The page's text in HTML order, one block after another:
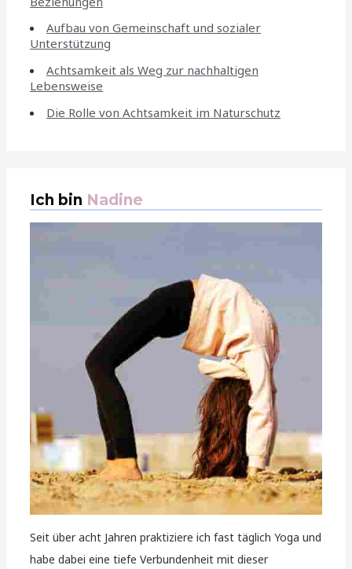
Aufbau von Gemeinschaft und sozialer
Unterstützung
Achtsamkeit als Weg zur nachhaltigen
Lebensweise
Die Rolle von Achtsamkeit im Naturschutz
Ich bin Nadine
Seit über acht Jahren praktiziere ich fast täglich Yoga und
habe dabei eine tiefe Verbundenheit mit dieser